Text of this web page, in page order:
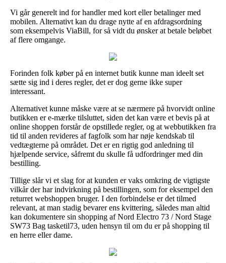
Vi går generelt ind for handler med kort eller betalinger med
mobilen. Alternativt kan du drage nytte af en afdragsordning
som eksempelvis ViaBill, for så vidt du ønsker at betale beløbet
af flere omgange.
Forinden folk køber på en internet butik kunne man ideelt set
sætte sig ind i deres regler, det er dog gerne ikke super
interessant.
Alternativet kunne måske være at se nærmere på hvorvidt online
butikken er e-mærke tilsluttet, siden det kan være et bevis på at
online shoppen forstår de opstillede regler, og at webbutikken fra
tid til anden revideres af fagfolk som har nøje kendskab til
vedtægterne på området. Det er en rigtig god anledning til
hjælpende service, såfremt du skulle få udfordringer med din
bestilling.
Tillige slår vi et slag for at kunden er vaks omkring de vigtigste
vilkår der har indvirkning på bestillingen, som for eksempel den
returret webshoppen bruger. I den forbindelse er det tilmed
relevant, at man stadig bevarer ens kvittering, således man altid
kan dokumentere sin shopping af Nord Electro 73 / Nord Stage
SW73 Bag tasketil73, uden hensyn til om du er på shopping til
en herre eller dame.